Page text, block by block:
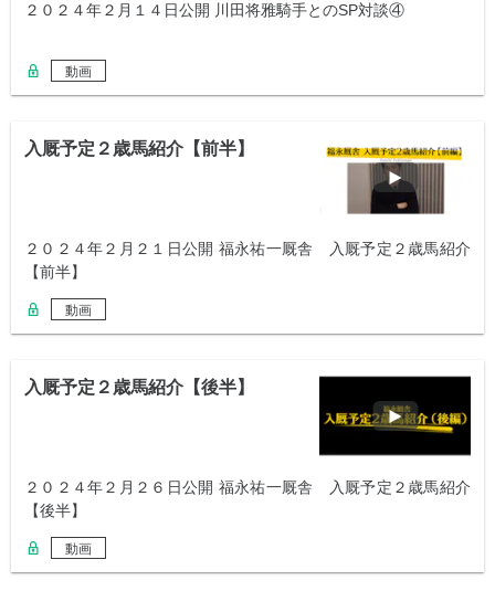
２０２４年２月１４日公開 川田将雅騎手とのSP対談④
動画
入厩予定２歳馬紹介【前半】
２０２４年２月２１日公開 福永祐一厩舎 入厩予定２歳馬紹介
【前半】
動画
入厩予定２歳馬紹介【後半】
２０２４年２月２６日公開 福永祐一厩舎 入厩予定２歳馬紹介
【後半】
動画